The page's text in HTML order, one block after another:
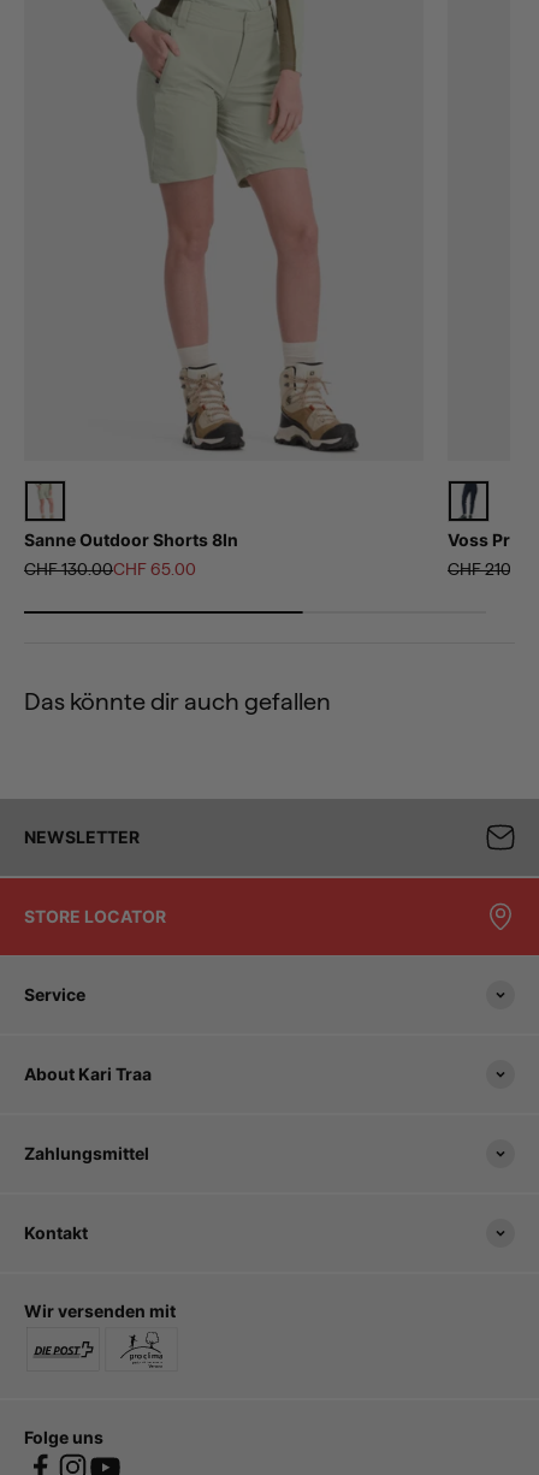
Sanne Outdoor Shorts 8In
Regulärer Preis
CHF 130.00Angebot
CHF 65.00
Voss Pro
Regulärer
CHF 210.00
Das könnte dir auch gefallen
NEWSLETTER
STORE LOCATOR
Service
About Kari Traa
Kontakt
Folge uns
Wir versenden mit
Zahlungsmittel